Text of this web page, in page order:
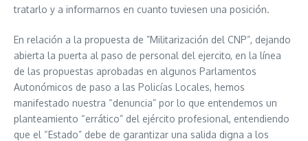
tratarlo y a informarnos en cuanto tuviesen una posición.
En relación a la propuesta de ”Militarización del CNP”, dejando
abierta la puerta al paso de personal del ejercito, en la línea
de las propuestas aprobadas en algunos Parlamentos
Autonómicos de paso a las Policías Locales, hemos
manifestado nuestra “denuncia” por lo que entendemos un
planteamiento “errático” del ejército profesional, entendiendo
que el “Estado” debe de garantizar una salida digna a los